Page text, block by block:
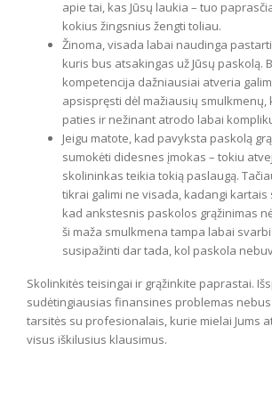
apie tai, kas Jūsų laukia – tuo
kokius žingsnius žengti toliau.
Žinoma, visada labai naudinga
kuris bus atsakingas už Jūsų paskolą.
kompetencija dažniausiai atveria
apsispręsti dėl mažiausių
paties ir nežinant atrodo labai
Jeigu matote, kad pavyksta paskolą
sumokėti didesnes įmokas – tokiu
skolininkas teikia tokią paslaugą.
tikrai galimi ne visada, kadangi
kad ankstesnis paskolos grąžinimas
ši maža smulkmena tampa labai
susipažinti dar tada, kol paskola
Skolinkitės teisingai ir grąžinkite paprastai.
sudėtingiausias finansines problemas
tarsitės su profesionalais, kurie mielai Jums
visus iškilusius klausimus.